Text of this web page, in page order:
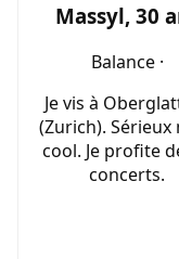
Massyl, 30
Balance ·
Je vis à
(Zurich). Sérieux
cool. Je profite
concerts.